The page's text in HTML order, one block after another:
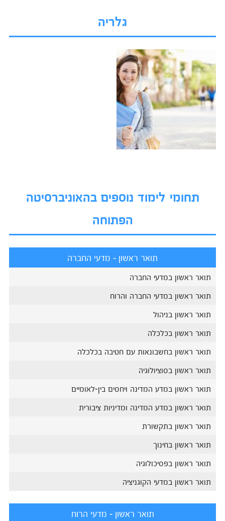
גלריה
תחומי לימוד נוספים בהאוניברסיטה
הפתוחה
תואר ראשון - מדעי החברה
תואר ראשון במדעי החברה
תואר ראשון במדעי החברה והרוח
תואר ראשון בניהול
תואר ראשון בכלכלה
תואר ראשון בחשבונאות עם חטיבה בכלכלה
תואר ראשון בסוציולוגיה
תואר ראשון במדע המדינה ויחסים בין-לאומיים
תואר ראשון במדע המדינה ומדיניות ציבורית
תואר ראשון בתקשורת
תואר ראשון בחינוך
תואר ראשון בפסיכולוגיה
תואר ראשון במדעי הקוגניציה
תואר ראשון - מדעי הרוח